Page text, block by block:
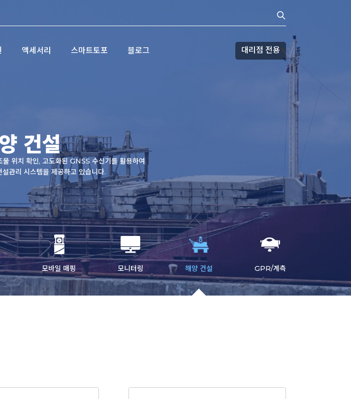
액세서리 스마트토포 블로그 대리점 전용
건설
위치 확인, 고도화된 GNSS 수신기를 활용하여
관리 시스템을 제공하고 있습니다.
모바일 매핑 모니터링 해양 건설 GPR/계측